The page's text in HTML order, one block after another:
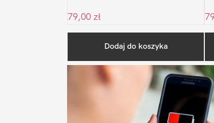
79,00 zł
Dodaj do koszyka